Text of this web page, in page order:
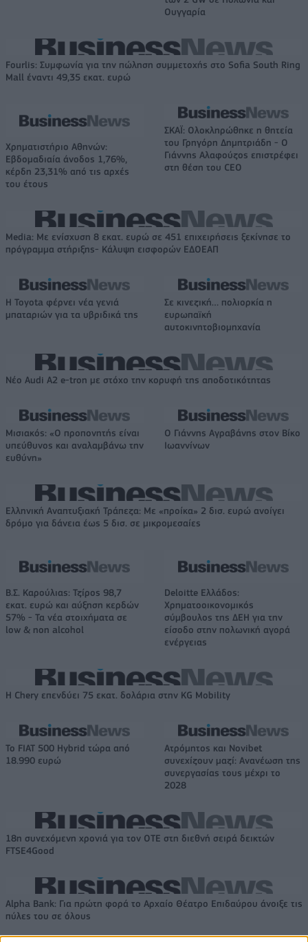
Ουγγαρία
Fourlis: Συμφωνία για την πώληση συμμετοχής στο Sofia South Ring
Mall έναντι 49,35 εκατ. ευρώ
Χρηματιστήριο Αθηνών:
Εβδομαδιαία άνοδος 1,76%,
κέρδη 23,31% από τις αρχές
του έτους
ΣΚΑΪ: Ολοκληρώθηκε η θητεία
του Γρηγόρη Δημητριάδη - Ο
Γιάννης Αλαφούζος επιστρέφει
στη θέση του CEO
Media: Με ενίσχυση 8 εκατ. ευρώ σε 451 επιχειρήσεις ξεκίνησε το
πρόγραμμα στήριξης- Κάλυψη εισφορών ΕΔΟΕΑΠ
Η Toyota φέρνει νέα γενιά
μπαταριών για τα υβριδικά της
Σε κινεζική… πολιορκία η
ευρωπαϊκή
αυτοκινητοβιομηχανία
Νέο Audi A2 e-tron με στόχο την κορυφή της αποδοτικότητας
Μισιακός: «Ο προπονητής είναι
υπεύθυνος και αναλαμβάνω την
ευθύνη»
Ο Γιάννης Αγραβάνης στον Βίκο
Ιωαννίνων
Ελληνική Αναπτυξιακή Τράπεζα: Με «προίκα» 2 δισ. ευρώ ανοίγει
δρόμο για δάνεια έως 5 δισ. σε μικρομεσαίες
Β.Σ. Καρούλιας: Τζίρος 98,7
εκατ. ευρώ και αύξηση κερδών
57% - Τα νέα στοιχήματα σε
low & non alcohol
Deloitte Ελλάδος:
Χρηματοοικονομικός
σύμβουλος της ΔΕΗ για την
είσοδο στην πολωνική αγορά
ενέργειας
Η Chery επενδύει 75 εκατ. δολάρια στην KG Mobility
Το FIAT 500 Hybrid τώρα από
18.990 ευρώ
Ατρόμητος και Novibet
συνεχίζουν μαζί: Ανανέωση της
συνεργασίας τους μέχρι το
2028
18η συνεχόμενη χρονιά για τον ΟΤΕ στη διεθνή σειρά δεικτών
FTSE4Good
Alpha Bank: Για πρώτη φορά το Αρχαίο Θέατρο Επιδαύρου άνοιξε τις
πύλες του σε όλους